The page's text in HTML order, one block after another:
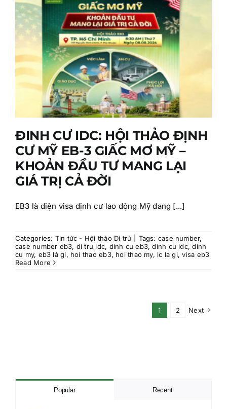
ĐINH CƯ IDC: HỘI THẢO ĐỊNH
CƯ MỸ EB-3 GIẤC MƠ MỸ –
KHOẢN ĐẦU TƯ MANG LẠI
GIÁ TRỊ CẢ ĐỜI
EB3 là diện visa định cư lao động Mỹ đang [...]
Categories: Tin tức - Hội thảo Di trú Tags: case number,
case number eb3, di tru idc, dinh cu eb3,dinh cu idc,dinh
cu my, eb3 là gi, hoi thao eb3, hoi thao my, lc la gi,visa eb3
Read More
1 2 Next
Popular Recent